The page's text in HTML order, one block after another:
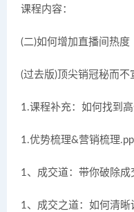
课程内容：
(二)如何增加直播间热度
(过去版)顶尖销冠秘而不
1.课程补充：如何找到
1.优势梳理&营销梳理
1、成交道：带你破除成
1、成交之道：如何清